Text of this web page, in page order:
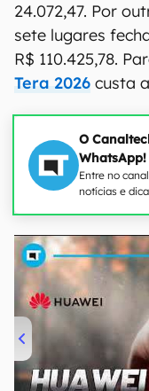
24.072,47. Por
sete lugares
R$ 110.425,78.
Tera 2026 custa
O
WhatsApp!
Entre no
notícias e